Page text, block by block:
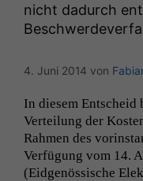
nicht dadurch
4. Juni 2014 von
In diesem Entscheid
Verteilung der
Rah­men des
Ver­fü­gung vom 14.
(Eid­genös­sis­che